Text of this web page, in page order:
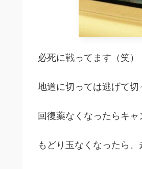
必死に戦ってます（笑）
地道に切っては逃げて切
回復薬なくなったらキャ
もどり玉なくなったら、